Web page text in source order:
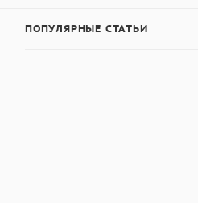
ПОПУЛЯРНЫЕ СТАТЬИ